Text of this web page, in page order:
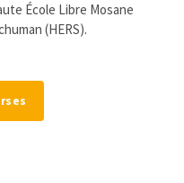
École Libre Mosane
(HERS).